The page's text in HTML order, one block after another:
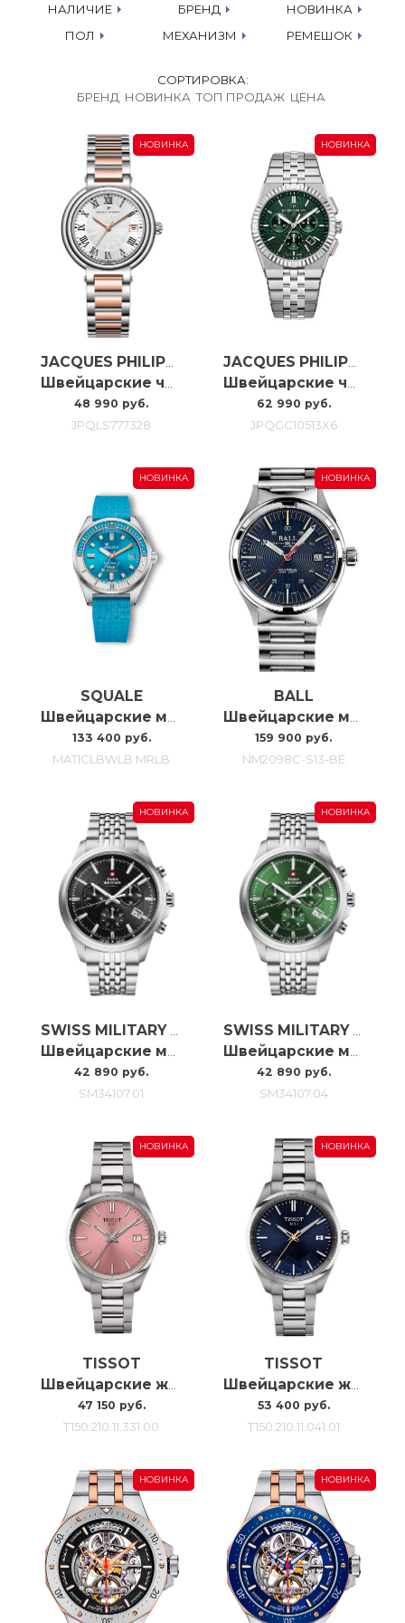
НАЛИЧИЕ БРЕНД
НОВИНКА
ПОЛ
МЕХАНИЗМ РЕМЕШОК
СОРТИРОВКА:
БРЕНД НОВИНКА ТОП ПРОДАЖ ЦЕНА
НОВИНКА
JACQUES PHILIPPE
Швейцарские часы Jacques Philippe Fabula JPQLS777328
48 990 руб.
JPQLS777328
НОВИНКА
JACQUES PHILIPPE
Швейцарские часы Jacques Philippe Virtus Chrono JPQGC10513X6
62 990 руб.
JPQGC10513X6
НОВИНКА
SQUALE
133 400 руб.
MATICLBWLB.MRLB
НОВИНКА
BALL
159 900 руб.
NM2098C-S13-BE
НОВИНКА
42 890 руб.
SM34107.01
НОВИНКА
42 890 руб.
SM34107.04
НОВИНКА
TISSOT
Швейцарские женские наручные часы Tissot Pr100 34mm T150.210.11.331.00
47 150 руб.
T150.210.11.331.00
НОВИНКА
TISSOT
Швейцарские женские наручные часы Tissot Pr 100 Jungfraubahn 34MM
53 400 руб.
T150.210.11.041.01
НОВИНКА НОВИНКА